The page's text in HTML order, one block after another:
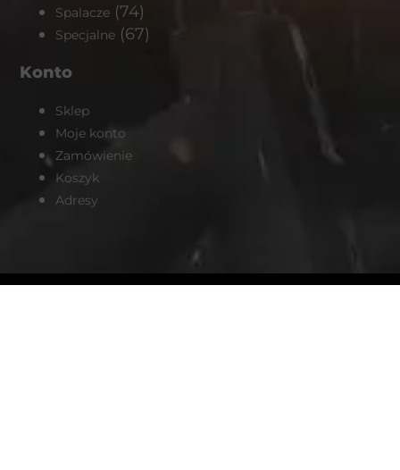
Spalacze (74)
Specjalne (67)
Konto
Sklep
Moje konto
Zamówienie
Koszyk
Adresy